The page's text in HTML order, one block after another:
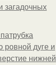
загадочных
ровной дуге и
нижней